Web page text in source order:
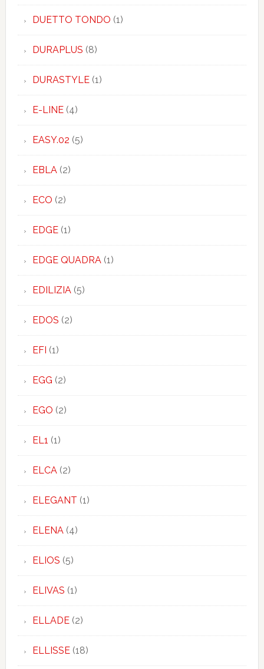
DUETTO TONDO (1)
DURAPLUS (8)
DURASTYLE(1)
E-LINE(4)
EASY.02 (5)
EBLA(2)
ECO (2)
EDGE(1)
EDGE QUADRA(1)
EDILIZIA(5)
EDOS (2)
EFI (1)
EGG (2)
EGO (2)
EL1 (1)
ELCA(2)
ELEGANT (1)
ELENA(4)
ELIOS (5)
ELIVAS (1)
ELLADE(2)
ELLISSE(18)